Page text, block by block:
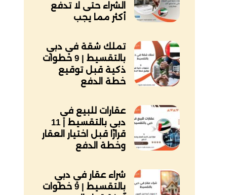
الشراء حتى لا تدفع
أكثر مما يجب
تملك شقة في دبي
بالتقسيط | 9 خطوات
ذكية قبل توقيع
خطة الدفع
عقارات للبيع في
دبي بالتقسيط | 11
قرارًا قبل اختيار العقار
وخطة الدفع
شراء عقار في دبي
بالتقسيط | 9 خطوات